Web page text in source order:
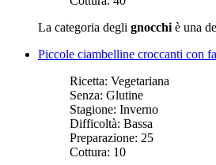
La categoria degli gnocchi è una
Piccole ciambelline croccanti con
Ricetta: Vegetariana
Senza: Glutine
Stagione: Inverno
Difficoltà: Bassa
Preparazione: 25
Cottura: 10